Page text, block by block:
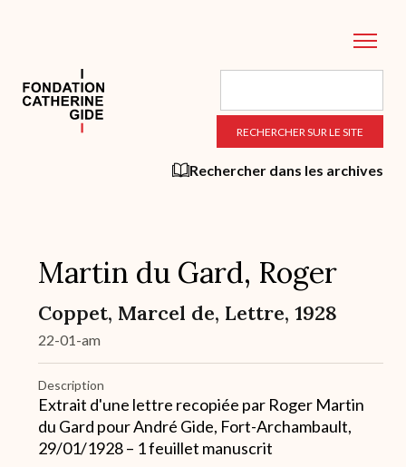
principal
Rechercher dans les archives
Martin du Gard, Roger
Coppet, Marcel de, Lettre, 1928
22-01-am
Description
Extrait d'une lettre recopiée par Roger Martin
du Gard pour André Gide, Fort-Archambault,
29/01/1928 – 1 feuillet manuscrit